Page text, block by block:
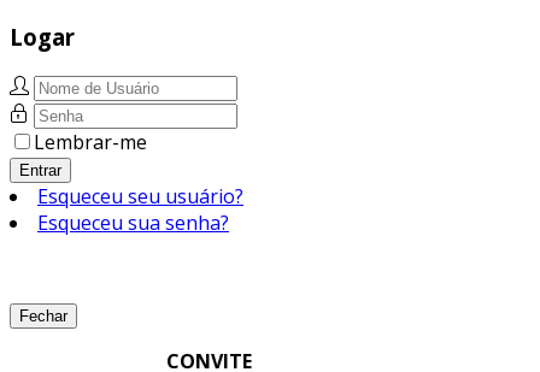
Logar
Lembrar-me
Entrar
Esqueceu seu usuário?
Esqueceu sua senha?
Fechar
CONVITE